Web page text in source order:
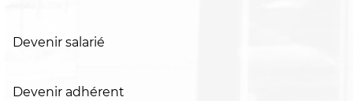
Devenir salarié
Devenir adhérent